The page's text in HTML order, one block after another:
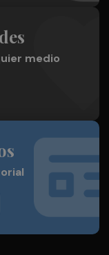
medio